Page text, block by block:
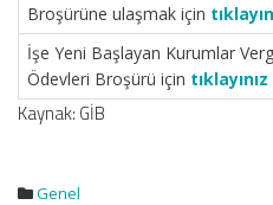
Broşürüne ulaşmak için
İşe Yeni Başlayan Kurumlar
Ödevleri Broşürü için tıklayınız
Kaynak: GİB
Genel